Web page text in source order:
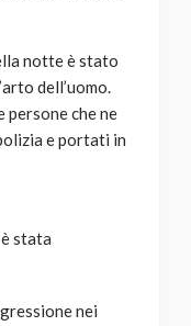
notte è stato
dell’uomo.
persone che ne
e portati in
stata
nei